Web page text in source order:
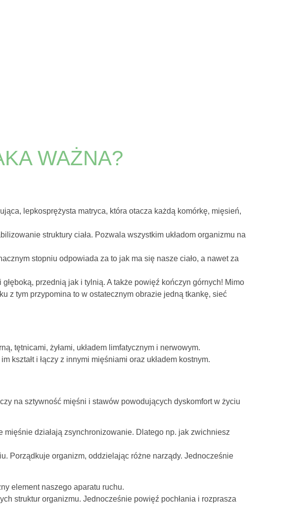
WAŻNA?
lepkosprężysta matryca, która otacza każdą komórkę, mięsień,
struktury ciała. Pozwala wszystkim układom organizmu na
stopniu odpowiada za to jak ma się nasze ciało, a nawet za
przednią jak i tylnią. A także powięź kończyn górnych! Mimo
z tym przypomina to w ostatecznym obrazie jedną tkankę, sieć
tętnicami, żyłami, układem limfatycznym i nerwowym.
kształt i łączy z innymi mięśniami oraz układem kostnym.
na sztywność mięśni i stawów powodujących dyskomfort w życiu
działają zsynchronizowanie. Dlatego np. jak zwichniesz
Porządkuje organizm, oddzielając różne narządy. Jednocześnie
element naszego aparatu ruchu.
struktur organizmu. Jednocześnie powięź pochłania i rozprasza